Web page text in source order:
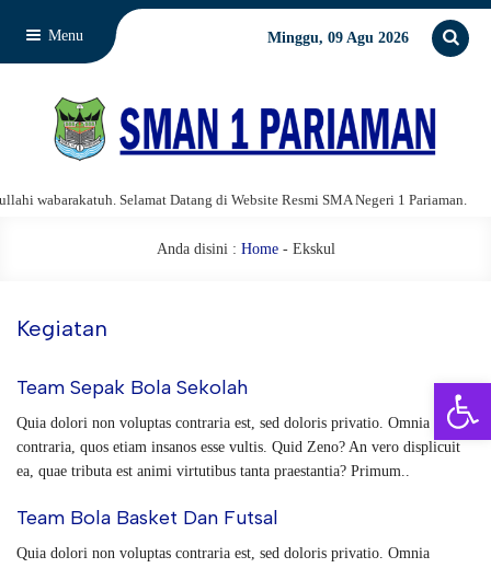
Menu Minggu, 09 Agu 2026
wabarakatuh. Selamat Datang di Website Resmi SMA Negeri 1 Pariaman.
Anda disini : Home- Ekskul
Kegiatan
Team Sepak Bola Sekolah
Quia dolori non voluptas contraria est, sed doloris privatio. Omnia
contraria, quos etiam insanos esse vultis. Quid Zeno? An vero displicuit
ea, quae tributa est animi virtutibus tanta praestantia? Primum..
Team Bola Basket Dan Futsal
Quia dolori non voluptas contraria est, sed doloris privatio. Omnia